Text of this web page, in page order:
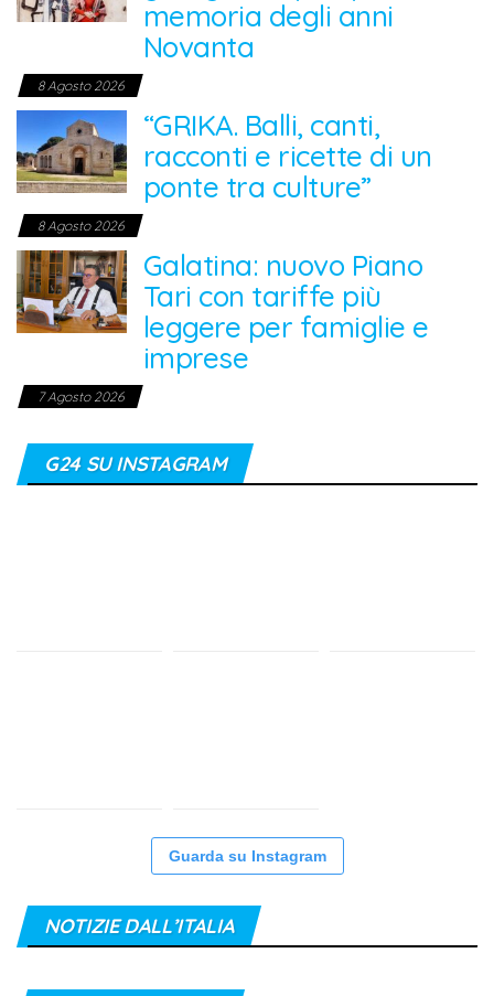
memoria degli anni
Novanta
8 Agosto 2026
“GRIKA. Balli, canti,
racconti e ricette di un
ponte tra culture”
8 Agosto 2026
Galatina: nuovo Piano
Tari con tariffe più
leggere per famiglie e
imprese
7 Agosto 2026
G24 SU INSTAGRAM
Guarda su Instagram
NOTIZIE DALL’ITALIA